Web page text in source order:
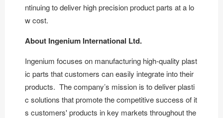
ntinuing to deliver high precision product parts at a lo
w cost.
About Ingenium International Ltd.
Ingenium focuses on manufacturing high-quality plast
ic parts that customers can easily integrate into their
products. The company’s mission is to deliver plasti
c solutions that promote the competitive success of it
s customers' products in key markets throughout the